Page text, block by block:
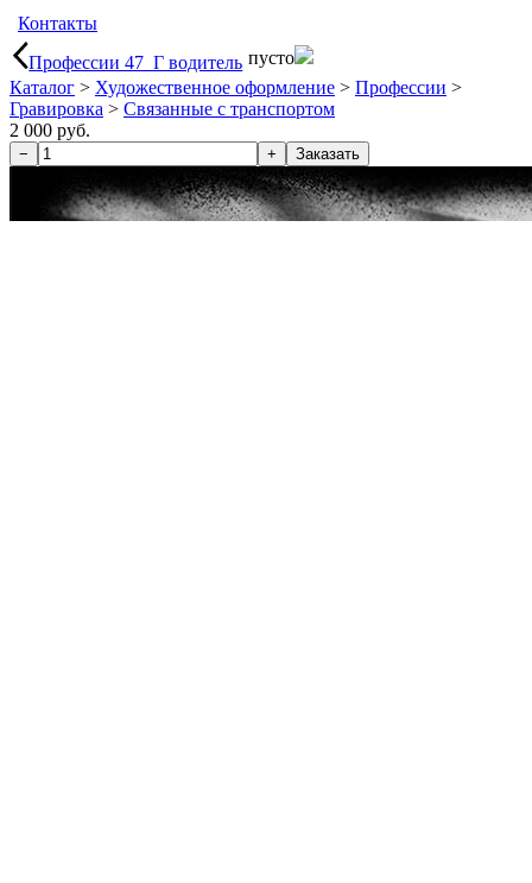
Контакты
Профессии 47_Г водитель пусто
Каталог > Художественное оформление > Профессии >
Гравировка > Связанные с транспортом
2 000 руб.